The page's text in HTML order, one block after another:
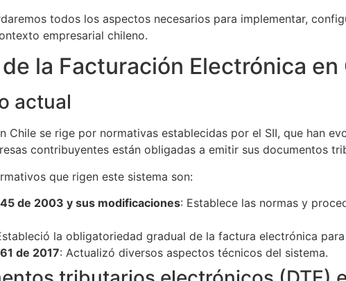
todos los aspectos necesarios para implementar,
empresarial chileno.
la Facturación Electrónica en
actual
Chile se rige por normativas establecidas por el SII, que han
contribuyentes están obligadas a emitir sus documentos
que rigen este sistema son:
de 2003 y sus modificaciones: Establece las normas y
la obligatoriedad gradual de la factura electrónica
de 2017: Actualizó diversos aspectos técnicos del sistema.